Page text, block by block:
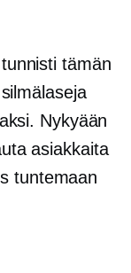
tämän
Nykyään
asiakkaita
tuntemaan